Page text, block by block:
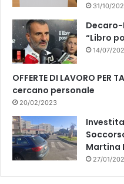
31/10/
“Libro
14/07/
OFFERTE DI LAVORO PER
cercano personale
20/02/2023
Martina
27/01/